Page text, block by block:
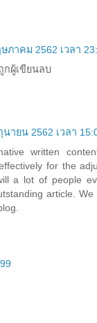
ภาคม 2562 เวลา
กผู้เขียนลบ
นายน 2562 เวลา
written
for the
a lot of people
article.